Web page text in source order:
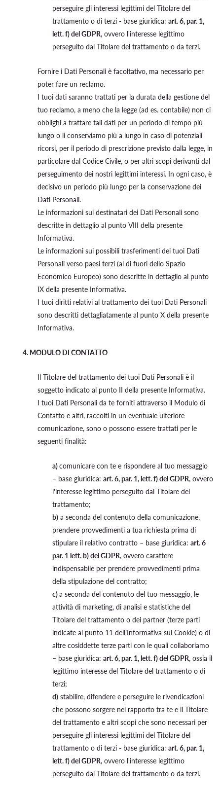
perseguire gli interessi legittimi del Titolare del
trattamento o di terzi - base giuridica: art. 6, par. 1,
lett. f) del GDPR, ovvero l'interesse legittimo
perseguito dal Titolare del trattamento o da terzi.
Fornire i Dati Personali è facoltativo, ma necessario per
poter fare un reclamo.
I tuoi dati saranno trattati per la durata della gestione del
tuo reclamo, a meno che la legge (ad es. contabile) non ci
obblighi a trattare tali dati per un periodo di tempo più
lungo o li conserviamo più a lungo in caso di potenziali
ricorsi, per il periodo di prescrizione previsto dalla legge, in
particolare dal Codice Civile, o per altri scopi derivanti dal
perseguimento dei nostri legittimi interessi. In ogni caso, è
decisivo un periodo più lungo per la conservazione dei
Dati Personali.
Le informazioni sui destinatari dei Dati Personali sono
descritte in dettaglio al punto VIII della presente
Informativa.
Le informazioni sui possibili trasferimenti dei tuoi Dati
Personali verso paesi terzi (al di fuori dello Spazio
Economico Europeo) sono descritte in dettaglio al punto
IX della presente Informativa.
I tuoi diritti relativi al trattamento dei tuoi Dati Personali
sono descritti dettagliatamente al punto X della presente
Informativa.
4. MODULO DI CONTATTO
Il Titolare del trattamento dei tuoi Dati Personali è il
soggetto indicato al punto II della presente Informativa.
I tuoi Dati Personali da te forniti attraverso il Modulo di
Contatto e altri, raccolti in un eventuale ulteriore
comunicazione, sono o possono essere trattati per le
seguenti finalità:
a)comunicare con te e rispondere al tuo messaggio
– base giuridica: art. 6, par. 1, lett. f) del GDPR, ovvero
l'interesse legittimo perseguito dal Titolare del
trattamento;
b) a seconda del contenuto della comunicazione,
prendere provvedimenti a tua richiesta prima di
stipulare il relativo contratto – base giuridica: art. 6
par. 1 lett. b) del GDPR, ovvero carattere
indispensabile per prendere provvedimenti prima
della stipulazione del contratto;
c)a seconda del contenuto del tuo messaggio, le
attività di marketing, di analisi e statistiche del
Titolare del trattamento o dei partner (terze parti
indicate al punto 11 dell’Informativa sui Cookie) o di
altre cosiddette terze parti con le quali collaboriamo
– base giuridica: art. 6, par. 1, lett. f) del GDPR, ossia il
legittimo interesse del Titolare del trattamento o di
terzi;
d) stabilire, difendere e perseguire le rivendicazioni
che possono sorgere nel rapporto tra te e il Titolare
del trattamento e altri scopi che sono necessari per
perseguire gli interessi legittimi del Titolare del
trattamento o di terzi - base giuridica: art. 6, par. 1,
lett. f) del GDPR, ovvero l'interesse legittimo
perseguito dal Titolare del trattamento o da terzi.